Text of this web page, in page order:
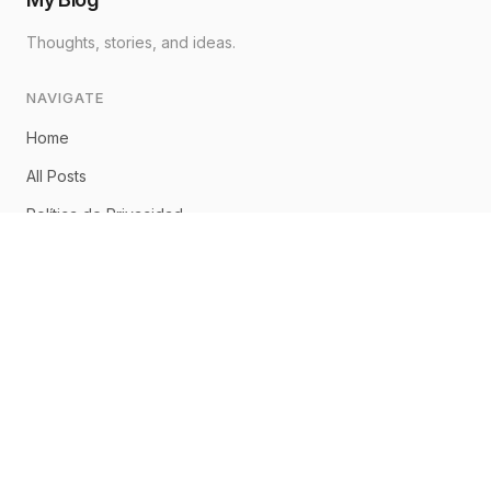
Thoughts, stories, and ideas.
NAVIGATE
Home
All Posts
Política de Privacidad